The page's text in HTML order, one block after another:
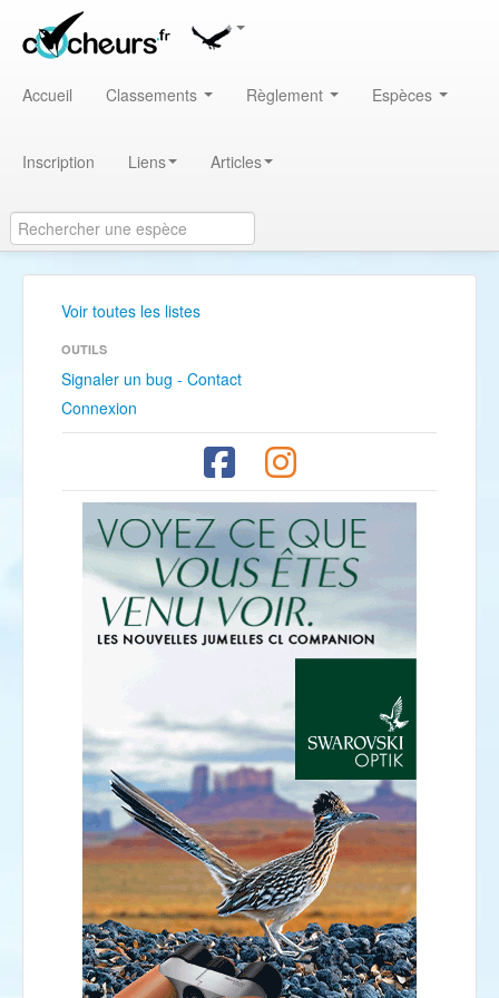
Accueil Classements Règlement Espèces
Inscription Liens Articles
Voir toutes les listes
OUTILS
Signaler un bug - Contact
Connexion